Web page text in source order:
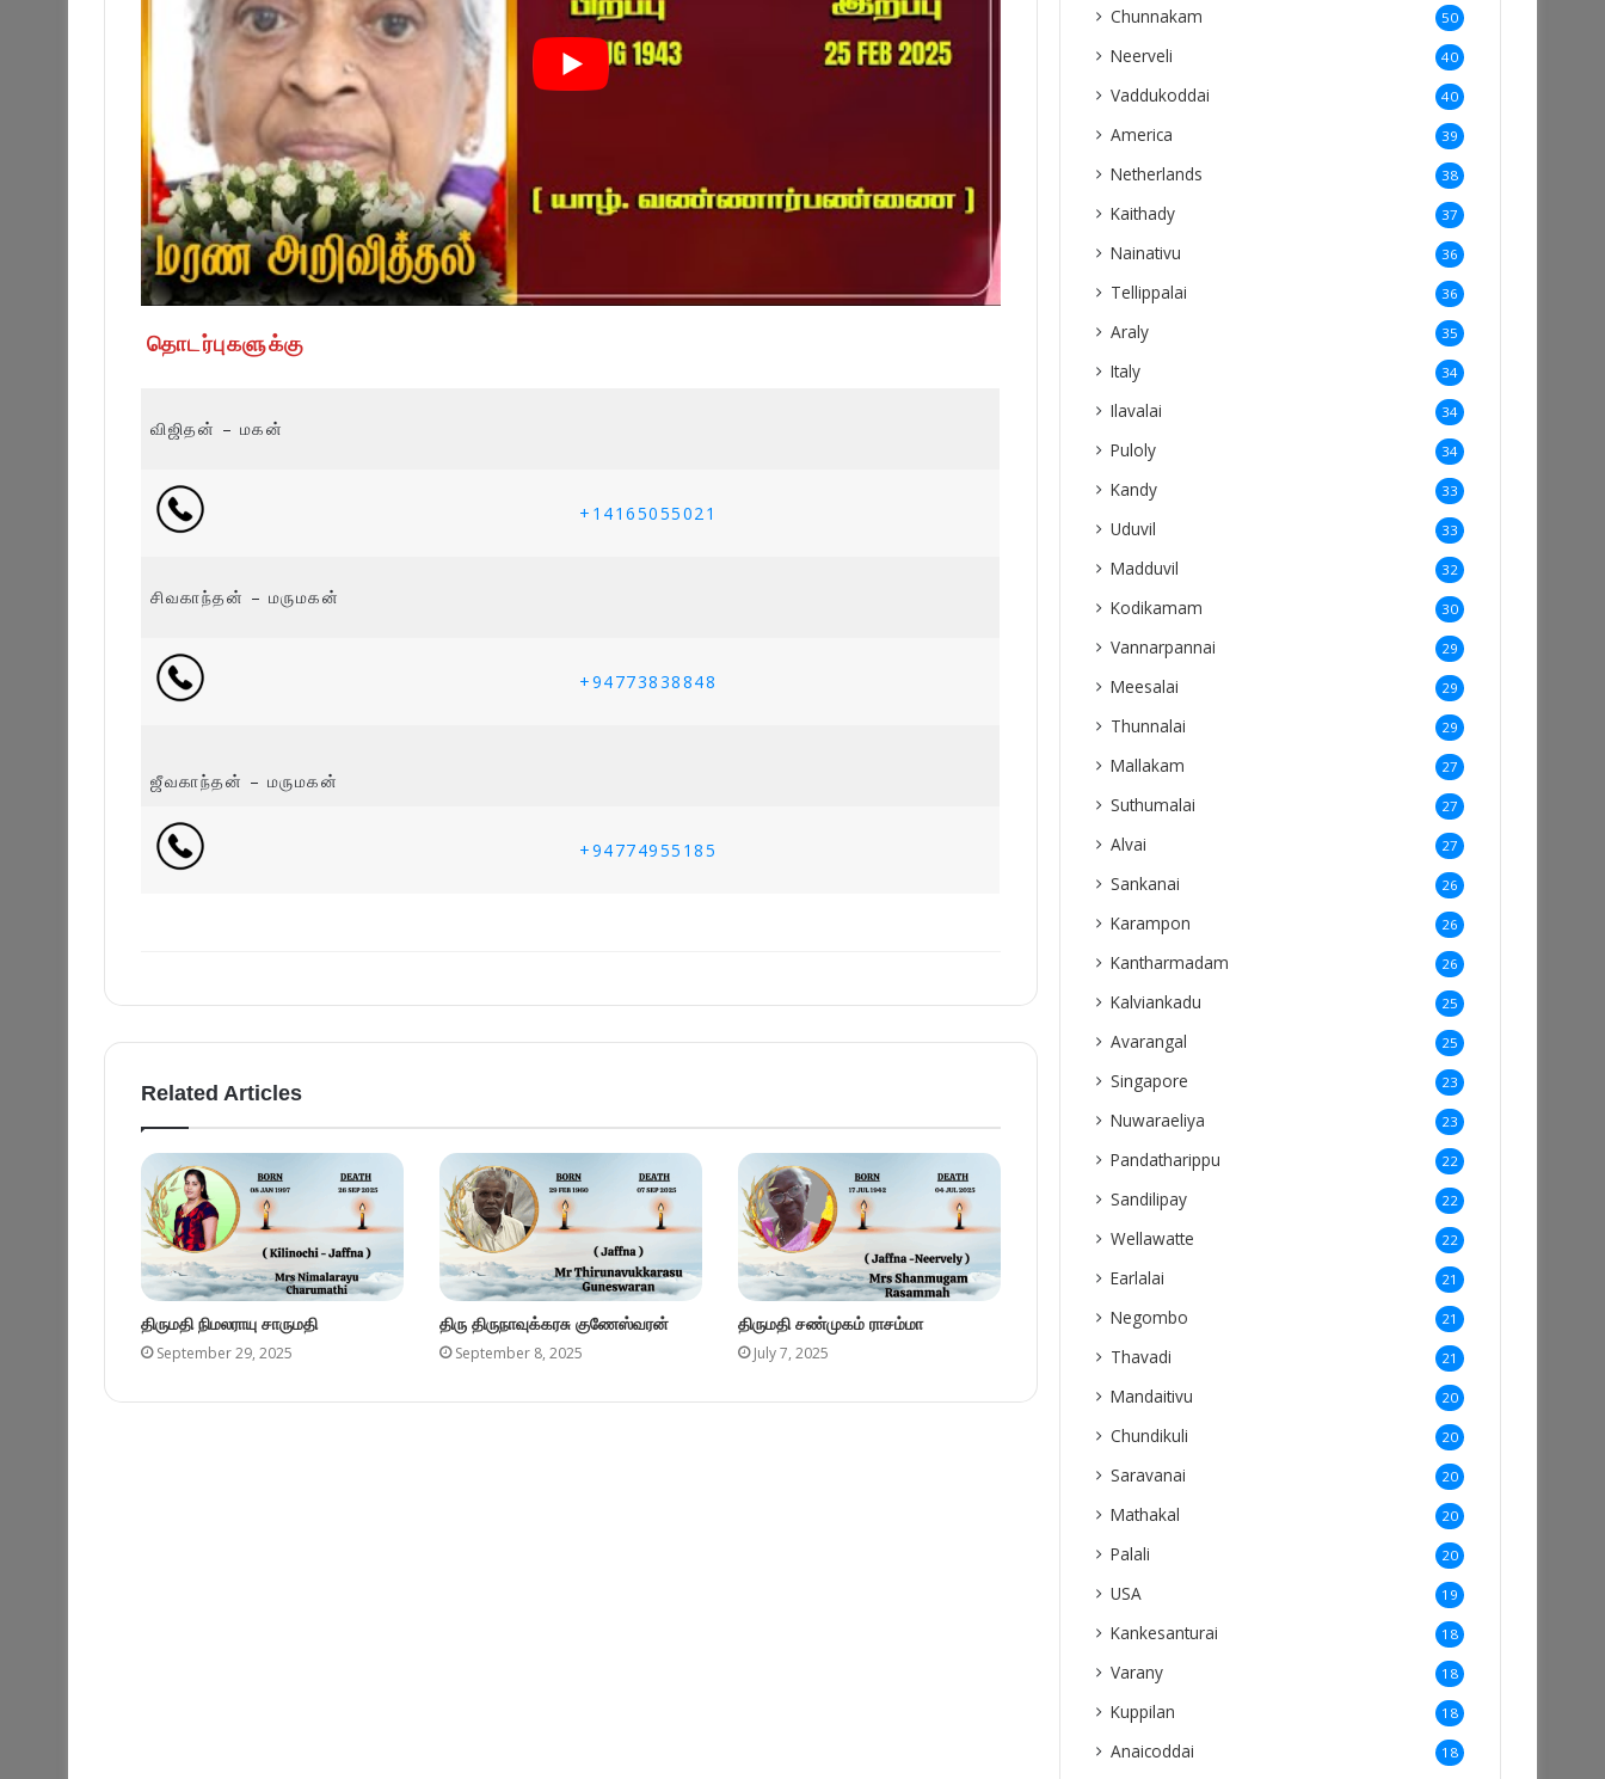
தொடர்புகளுக்கு
விஜிதன் – மகன்
+14165055021
சிவகாந்தன் – மருமகன்
+94773838848
ஜீவகாந்தன் – மருமகன்
+94774955185
Related Articles
திருமதி நிமலராயு சாருமதி
September 29, 2025
திரு திருநாவுக்கரசு குணேஸ்வரன்
September 8, 2025
திருமதி சண்முகம் ராசம்மா
July 7, 2025
Chunnakam 50
Neerveli 40
Vaddukoddai 40
America 39
Netherlands 38
Kaithady 37
Nainativu 36
Tellippalai 36
Araly 35
Italy 34
Ilavalai 34
Puloly 34
Kandy 33
Uduvil 33
Madduvil 32
Kodikamam 30
Vannarpannai 29
Meesalai 29
Thunnalai 29
Mallakam 27
Suthumalai 27
Alvai 27
Sankanai 26
Karampon 26
Kantharmadam 26
Kalviankadu 25
Avarangal 25
Singapore 23
Nuwaraeliya 23
Pandatharippu 22
Sandilipay 22
Wellawatte 22
Earlalai 21
Negombo 21
Thavadi 21
Mandaitivu 20
Chundikuli 20
Saravanai 20
Mathakal 20
Palali 20
USA 19
Kankesanturai 18
Varany 18
Kuppilan 18
Anaicoddai 18